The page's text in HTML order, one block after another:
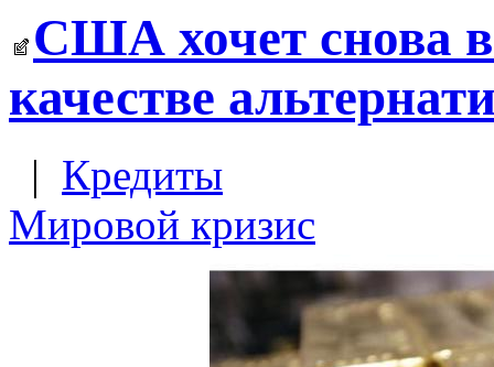
США хочет снова
качестве
| Кредиты
Мировой кризис